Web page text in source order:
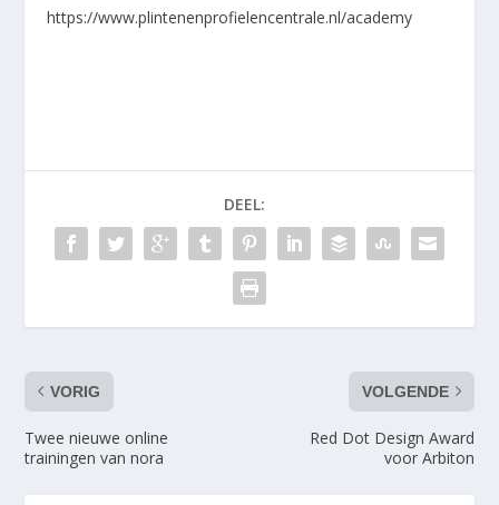
https://www.plintenenprofielencentrale.nl/academy
DEEL:
VORIG
Twee nieuwe online
trainingen van nora
VOLGENDE
Red Dot Design Award
voor Arbiton